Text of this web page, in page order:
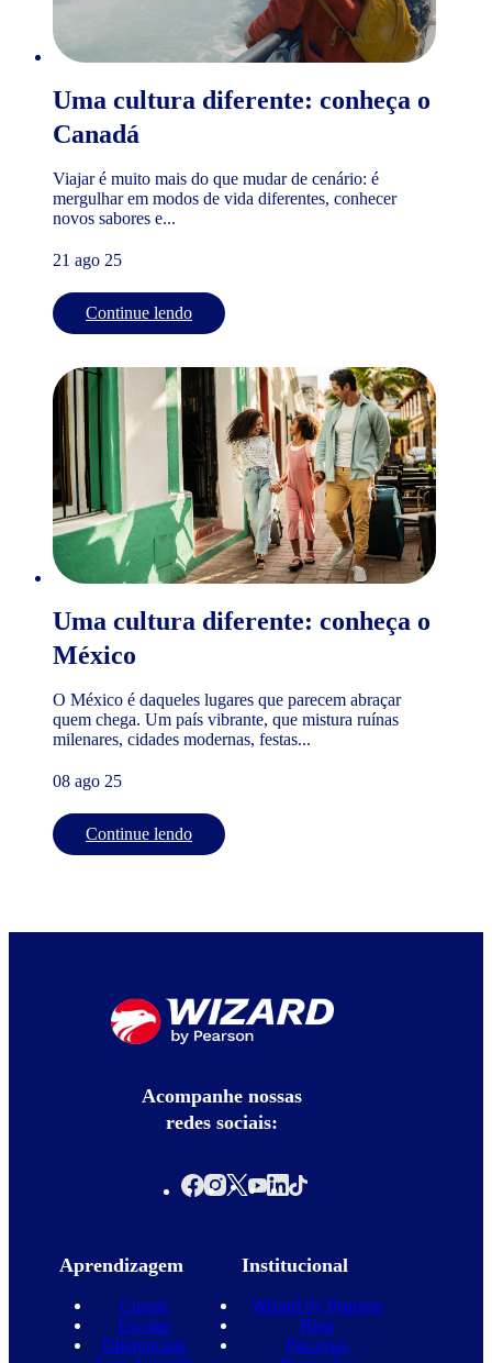
Uma cultura diferente: conheça o
Canadá
Viajar é muito mais do que mudar de cenário: é
mergulhar em modos de vida diferentes, conhecer
novos sabores e...
21 ago 25
Continue lendo
Uma cultura diferente: conheça o
México
O México é daqueles lugares que parecem abraçar
quem chega. Um país vibrante, que mistura ruínas
milenares, cidades modernas, festas...
08 ago 25
Continue lendo
Acompanhe nossas
redes sociais:
Aprendizagem
Cursos
Escolas
Diferenciais
Institucional
Wizard by Pearson
Blog
Parcerias